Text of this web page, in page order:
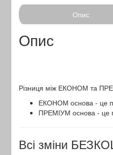
Опис
Опис
​​Різниця між ЕКОНОМ та
ЕКОНОМ основа - це
ПРЕМІУМ основа - це
Всі зміни